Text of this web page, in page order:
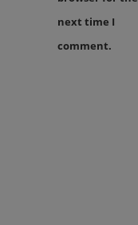
next time I
comment.